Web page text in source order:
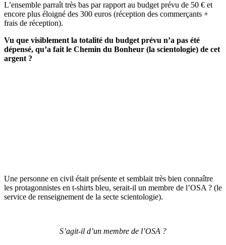
L’ensemble parraît très bas par rapport au budget prévu de 50 € et
encore plus éloigné des 300 euros (réception des commerçants +
frais de réception).
Vu que visiblement la totalité du budget prévu n’a pas été
dépensé, qu’a fait le Chemin du Bonheur (la scientologie) de cet
argent ?
Une personne en civil était présente et semblait très bien connaître
les protagonnistes en t-shirts bleu, serait-il un membre de l’OSA ? (le
service de renseignement de la secte scientologie).
S’agit-il d’un membre de l’OSA ?